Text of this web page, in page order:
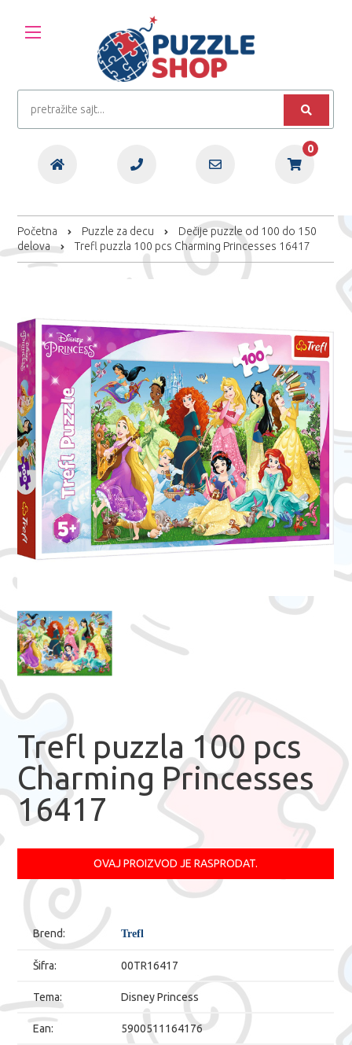
0
Početna Puzzle za decu
Dečije puzzle od 100 do 150
delova
Trefl puzzla 100 pcs Charming Princesses 16417
Trefl puzzla 100 pcs
Charming Princesses
16417
OVAJ PROIZVOD JE RASPRODAT.
Brend: Trefl
Šifra: 00TR16417
Tema: Disney Princess
Ean: 5900511164176